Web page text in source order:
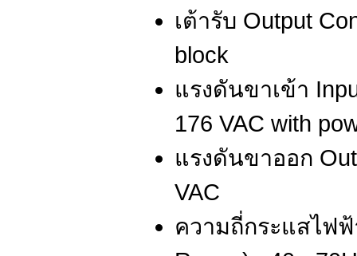
เต้ารับ Output
block
แรงดันขาเข้า
176 VAC with
แรงดันขาออก
VAC
ความถี่กระแสไฟฟ้